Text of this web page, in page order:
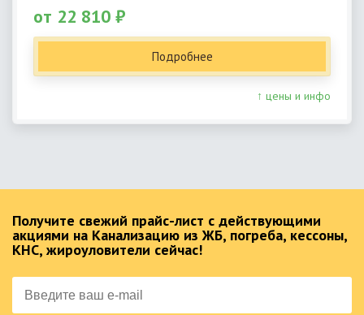
от 22 810 ₽
Подробнее
↑ цены и инфо
Получите свежий прайс-лист с действующими
акциями на Канализацию из ЖБ, погреба, кессоны,
КНС, жироуловители сейчас!